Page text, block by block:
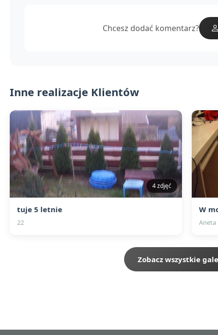
Chcesz dodać komentarz?
Inne realizacje Klientów
4 zdjęć
tuje 5 letnie
22
W
Aneta
Zobacz wszystkie